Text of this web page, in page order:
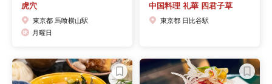
虎穴
東京都 馬喰横山駅
月曜日
中国料理 礼華 四君子草
東京都 日比谷駅